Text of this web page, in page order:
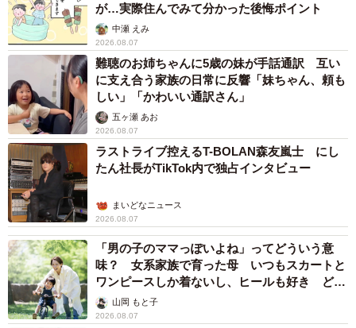
が…実際住んでみて分かった後悔ポイント
中瀬 えみ
2026.08.07
難聴のお姉ちゃんに5歳の妹が手話通訳 互い
に支え合う家族の日常に反響「妹ちゃん、頼も
しい」「かわいい通訳さん」
五ヶ瀬 あお
2026.08.07
ラストライブ控えるT-BOLAN森友嵐士 にし
たん社長がTikTok内で独占インタビュー
まいどなニュース
2026.08.07
「男の子のママっぽいよね」ってどういう意
味？ 女系家族で育った母 いつもスカートと
ワンピースしか着ないし、ヒールも好き どの
へんが…
山岡 もと子
2026.08.07